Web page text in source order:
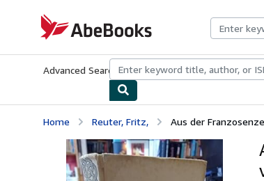
AbeBooks.com
Advanced Search Browse CollectionsRare Books
Home Reuter, Fritz, Aus der